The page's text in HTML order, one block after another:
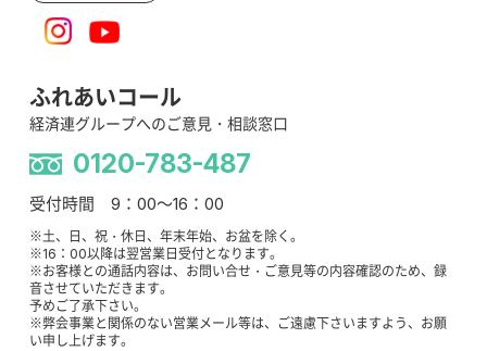
ふれあいコール
経済連グループへのご意見・相談窓口
0120-783-487
受付時間 9：00～16：00
※土、日、祝・休日、年末年始、お盆を除く。
※16：00以降は翌営業日受付となります。
※お客様との通話内容は、お問い合せ・ご意見等の内容確認のため、録
音させていただきます。
予めご了承下さい。
※弊会事業と関係のない営業メール等は、ご遠慮下さいますよう、お願
い申し上げます。